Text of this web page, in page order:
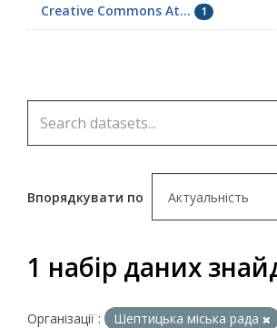
Creative Commons At... 1
Впорядкувати по
1 набір даних
Організації : Шептицька міська рада